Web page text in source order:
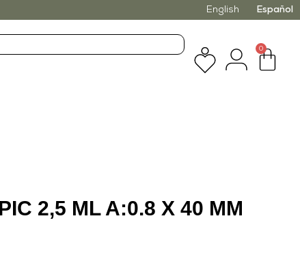
English Español
0
2,5 ML A:0.8 X 40 MM